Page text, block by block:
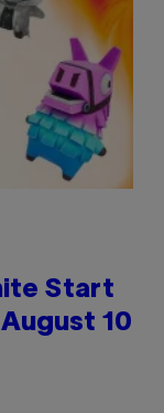
Start
10